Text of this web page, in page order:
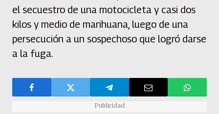
el secuestro de una motocicleta y casi dos
kilos y medio de marihuana, luego de una
persecución a un sospechoso que logró darse
a la fuga.
Publicidad